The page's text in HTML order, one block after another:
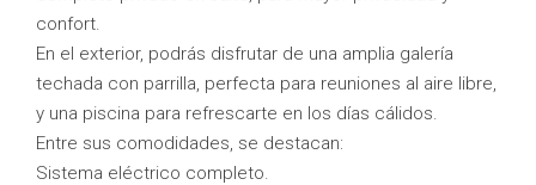
confort.
En el exterior, podrás disfrutar de una amplia galería
techada con parrilla, perfecta para reuniones al aire libre,
y una piscina para refrescarte en los días cálidos.
Entre sus comodidades, se destacan:
Sistema eléctrico completo.